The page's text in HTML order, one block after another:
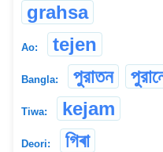
grahsa
Ao: tejen
Bangla: পুরাতন
Tiwa: kejam
Deori: গিৰা